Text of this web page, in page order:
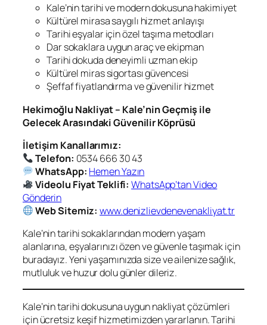
Kale’nin tarihi ve modern dokusuna hakimiyet
Kültürel mirasa saygılı hizmet anlayışı
Tarihi eşyalar için özel taşıma metodları
Dar sokaklara uygun araç ve ekipman
Tarihi dokuda deneyimli uzman ekip
Kültürel miras sigortası güvencesi
Şeffaf fiyatlandırma ve güvenilir hizmet
Hekimoğlu Nakliyat – Kale’nin Geçmiş ile
Gelecek Arasındaki Güvenilir Köprüsü
İletişim Kanallarımız:
Telefon: 0534 666 30 43
WhatsApp: Hemen Yazın
Videolu Fiyat Teklifi: WhatsApp’tan Video
Gönderin
Web Sitemiz: www.denizlievdenevenakliyat.tr
Kale’nin tarihi sokaklarından modern yaşam
alanlarına, eşyalarınızı özen ve güvenle taşımak için
buradayız. Yeni yaşamınızda size ve ailenize sağlık,
mutluluk ve huzur dolu günler dileriz.
Kale’nin tarihi dokusuna uygun nakliyat çözümleri
için ücretsiz keşif hizmetimizden yararlanın. Tarihi